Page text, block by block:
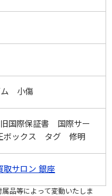
ム 小傷
国際保証書 国際サー
ボックス タグ 修明
取サロン 銀座
品等によって変動いたしま